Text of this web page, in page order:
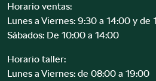
Horario ventas:
Lunes a Viernes: 9:30 a 14:00 y de
Sábados: De 10:00 a 14:00
Horario taller:
Lunes a Viernes: de 08:00 a 19:00